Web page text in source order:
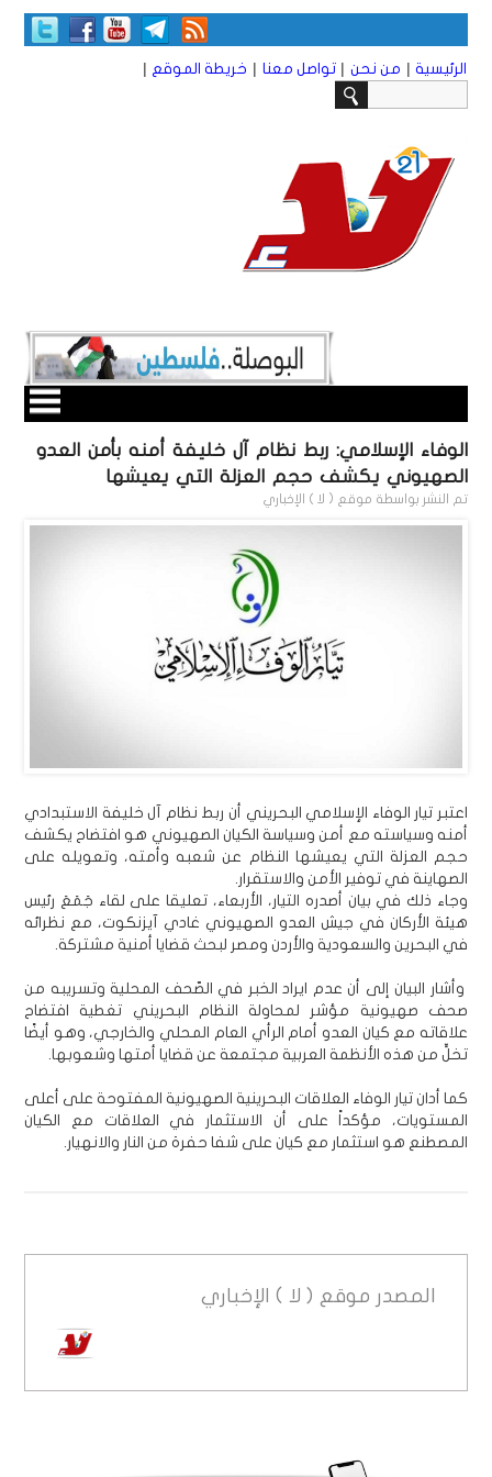
الرئيسية | من نحن | تواصل معنا | خريطة الموقع |
الوفاء الإسلامي: ربط نظام آل خليفة أمنه بأمن العدو
الصهيوني يكشف حجم العزلة التي يعيشها
تم النشر بواسطة موقع ( لا ) الإخباري
اعتبر تيار الوفاء الإسلامي البحريني أن ربط نظام آل خليفة الاستبدادي
أمنه وسياسته مع أمن وسياسة الكيان الصهيوني هو افتضاح يكشف
حجم العزلة التي يعيشها النظام عن شعبه وأمته، وتعويله على
الصهاينة في توفير الأمن والاستقرار.
وجاء ذلك في بيان أصدره التيار، الأربعاء، تعليقا على لقاء جَمَعَ رئيس
هيئة الأركان في جيش العدو الصهيوني غادي آيزنكوت، مع نظرائه
في البحرين والسعودية والأردن ومصر لبحث قضايا أمنية مشتركة.
وأشار البيان إلى أن عدم ايراد الخبر في الصّحف المحلية وتسريبه من
صحف صهيونية مؤشر لمحاولة النظام البحريني تغطية افتضاح
علاقاته مع كيان العدو أمام الرأي العام المحلي والخارجي، وهو أيضًا
تخلٍّ من هذه الأنظمة العربية مجتمعة عن قضايا أمتها وشعوبها.
كما أدان تيار الوفاء العلاقات البحرينية الصهيونية المفتوحة على أعلى
المستويات، مؤكداً على أن الاستثمار في العلاقات مع الكيان
المصطنع هو استثمار مع كيان على شفا حفرة من النار والانهيار.
المصدر موقع ( لا ) الإخباري